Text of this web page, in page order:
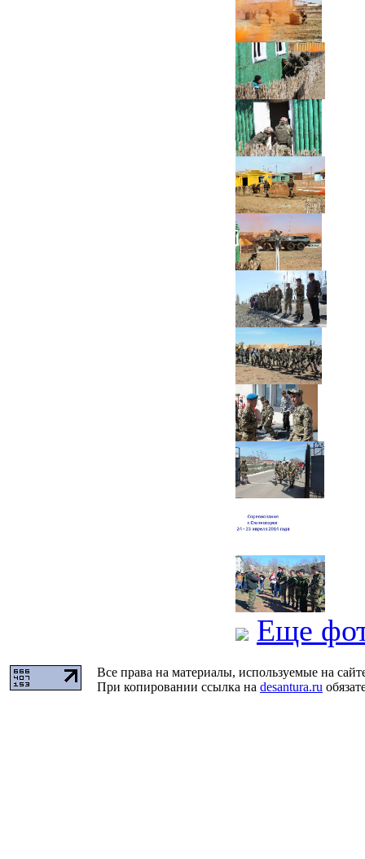
Еще
Все права на материалы, используемые на
При копировании ссылка на desantura.ru